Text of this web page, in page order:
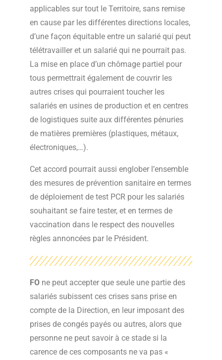
applicables sur tout le Territoire, sans remise
en cause par les différentes directions locales,
d’une façon équitable entre un salarié qui peut
télétravailler et un salarié qui ne pourrait pas.
La mise en place d’un chômage partiel pour
tous permettrait également de couvrir les
autres crises qui pourraient toucher les
salariés en usines de production et en centres
de logistiques suite aux différentes pénuries
de matières premières (plastiques, métaux,
électroniques,…).
Cet accord pourrait aussi englober l’ensemble
des mesures de prévention sanitaire en termes
de déploiement de test PCR pour les salariés
souhaitant se faire tester, et en termes de
vaccination dans le respect des nouvelles
règles annoncées par le Président.
FO ne peut accepter que seule une partie des
salariés subissent ces crises sans prise en
compte de la Direction, en leur imposant des
prises de congés payés ou autres, alors que
personne ne peut savoir à ce stade si la
carence de ces composants ne va pas «